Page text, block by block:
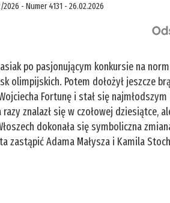
- Numer 4131 - 26.02.2026
po pasjonującym konkursie na
olimpijskich. Potem dołożył jeszcze
Fortunę i stał się
razy znalazł się w czołowej dziesiątce,
dokonała się symboliczna
zastąpić Adama Małysza i Kamila